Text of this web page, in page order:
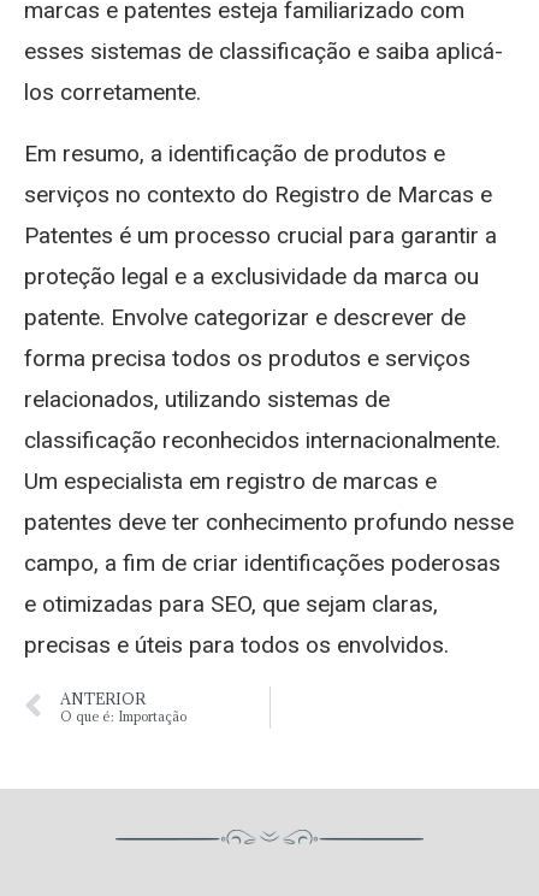
marcas e patentes esteja familiarizado com
esses sistemas de classificação e saiba aplicá-
los corretamente.
Em resumo, a identificação de produtos e
serviços no contexto do Registro de Marcas e
Patentes é um processo crucial para garantir a
proteção legal e a exclusividade da marca ou
patente. Envolve categorizar e descrever de
forma precisa todos os produtos e serviços
relacionados, utilizando sistemas de
classificação reconhecidos internacionalmente.
Um especialista em registro de marcas e
patentes deve ter conhecimento profundo nesse
campo, a fim de criar identificações poderosas
e otimizadas para SEO, que sejam claras,
precisas e úteis para todos os envolvidos.
ANTERIOR
O que é: Importação